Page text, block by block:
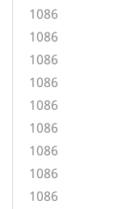
1086
1086
1086
1086
1086
1086
1086
1086
1086